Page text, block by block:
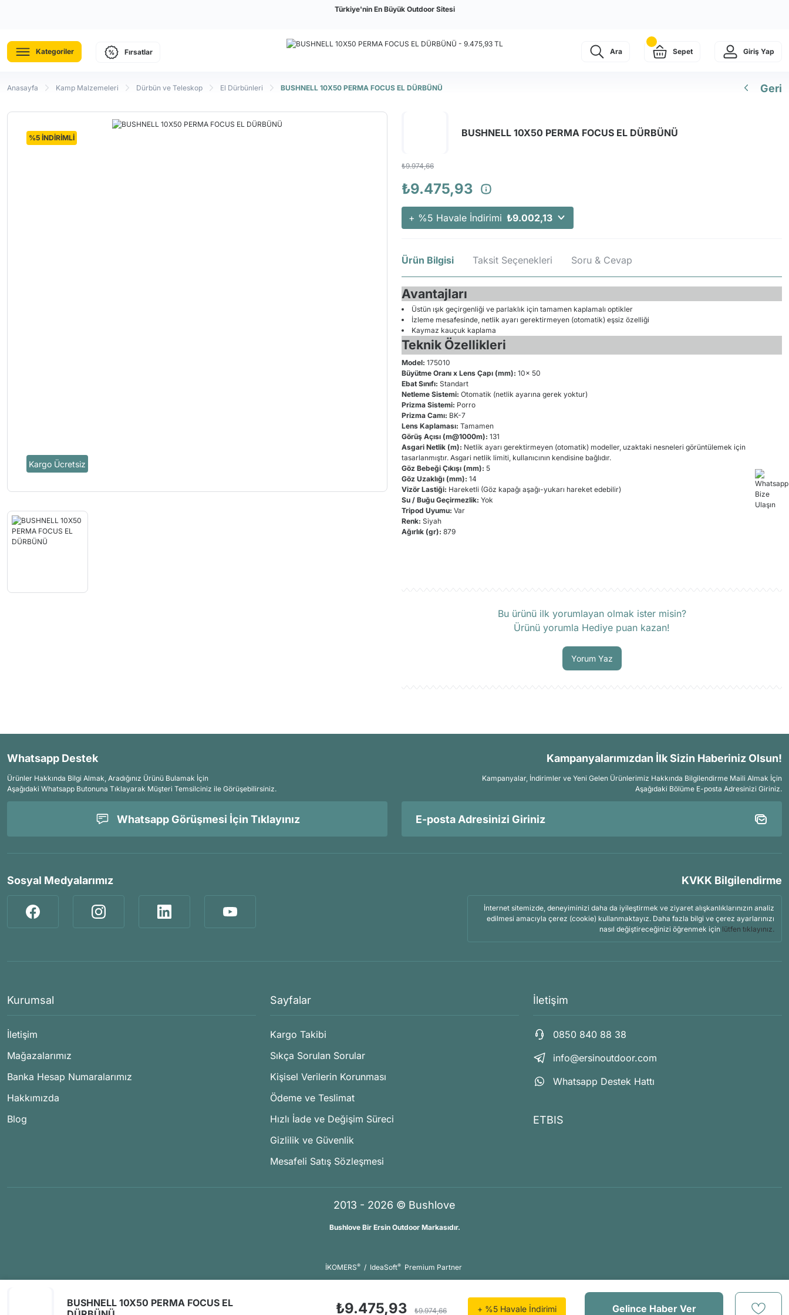
Türkiye'nin En Büyük Outdoor Sitesi
Kategoriler Fırsatlar Ara Sepet Giriş Yap
Anasayfa Kamp Malzemeleri Dürbün ve Teleskop El Dürbünleri BUSHNELL 10X50 PERMA FOCUS EL DÜRBÜNÜ Geri
BUSHNELL 10X50 PERMA FOCUS EL
₺9.475,93 ₺9.974,66 + %5 Havale İndirimi Gelince Haber Ver
Kargo Ücretsiz
%5 İNDİRİMLİ BUSHNELL 10X50 PERMA FOCUS EL DÜRBÜNÜ
₺9.974,66
₺9.475,93
+ %5 Havale İndirimi ₺9.002,13
Ürün Bilgisi Taksit Seçenekleri Soru & Cevap
Avantajları
Üstün ışık geçirgenliği ve parlaklık için tamamen kaplamalı optikler
İzleme mesafesinde, netlik ayarı gerektirmeyen (otomatik) eşsiz özelliği
Kaymaz kauçuk kaplama
Teknik Özellikleri
Model: 175010
Büyütme Oranı x Lens Çapı (mm): 10x 50
Ebat Sınıfı: Standart
Netleme Sistemi: Otomatik (netlik ayarına gerek yoktur)
Prizma Sistemi: Porro
Prizma Camı: BK-7
Lens Kaplaması: Tamamen
Görüş Açısı (m@1000m): 131
Asgari Netlik (m): Netlik ayarı gerektirmeyen (otomatik) modeller, uzaktaki nesneleri görüntülemek için
tasarlanmıştır. Asgari netlik limiti, kullanıcının kendisine bağlıdır.
Göz Bebeği Çıkışı (mm): 5
Göz Uzaklığı (mm): 14
Vizör Lastiği: Hareketli (Göz kapağı aşağı-yukarı hareket edebilir)
Su / Buğu Geçirmezlik: Yok
Tripod Uyumu: Var
Renk: Siyah
Ağırlık (gr): 879
Bu ürünü ilk yorumlayan olmak ister misin?
Ürünü yorumla Hediye puan kazan!
Yorum Yaz
Whatsapp Destek
Ürünler Hakkında Bilgi Almak, Aradığınız Ürünü Bulamak İçin
Aşağıdaki Whatsapp Butonuna Tıklayarak Müşteri Temsilciniz ile Görüşebilirsiniz.
Whatsapp Görüşmesi İçin Tıklayınız
Kampanyalarımızdan İlk Sizin Haberiniz Olsun!
Kampanyalar, İndirimler ve Yeni Gelen Ürünlerimiz Hakkında Bilgilendirme Maili Almak İçin
Aşağıdaki Bölüme E-posta Adresinizi Giriniz.
Sosyal Medyalarımız KVKK Bilgilendirme
İnternet sitemizde, deneyiminizi daha da iyileştirmek ve ziyaret alışkanlıklarınızın analiz
edilmesi amacıyla çerez (cookie) kullanmaktayız. Daha fazla bilgi ve çerez ayarlarınızı
nasıl değiştireceğinizi öğrenmek için lütfen tıklayınız.
Kurumsal
İletişim
Mağazalarımız
Banka Hesap Numaralarımız
Hakkımızda
Blog
Sayfalar
Kargo Takibi
Sıkça Sorulan Sorular
Kişisel Verilerin Korunması
Ödeme ve Teslimat
Hızlı İade ve Değişim Süreci
Gizlilik ve Güvenlik
Mesafeli Satış Sözleşmesi
İletişim
0850 840 88 38
info@ersinoutdoor.com
Whatsapp Destek Hattı
ETBIS
2013 - 2026 © Bushlove
Bushlove Bir Ersin Outdoor Markasıdır.
İKOMERS® / IdeaSoft® Premium Partner